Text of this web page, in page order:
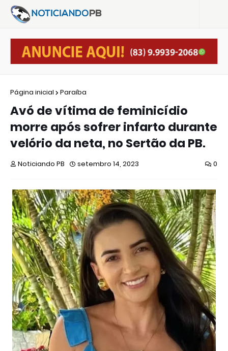
Página inicial Paraíba
Avó de vítima de feminicídio
morre após sofrer infarto durante
velório da neta, no Sertão da PB.
Noticiando PB setembro 14, 2023 0